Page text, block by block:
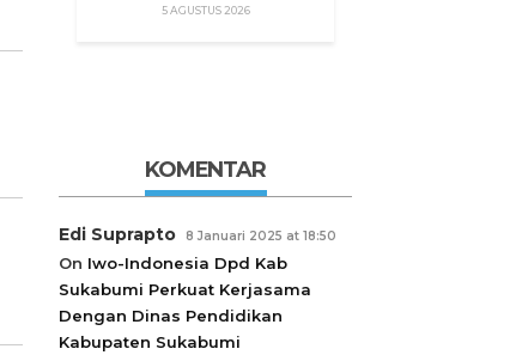
Peryataan Sikap Terkait
5 AGUSTUS 2026
KOMENTAR
Edi Suprapto 8 Januari 2025 at 18:50
On Iwo-Indonesia Dpd Kab
Sukabumi Perkuat Kerjasama
Dengan Dinas Pendidikan
Kabupaten Sukabumi